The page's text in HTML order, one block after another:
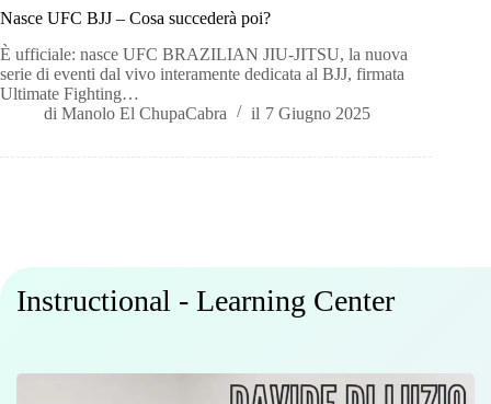
Nasce UFC BJJ – Cosa succederà poi?
È ufficiale: nasce UFC BRAZILIAN JIU-JITSU, la nuova
serie di eventi dal vivo interamente dedicata al BJJ, firmata
Ultimate Fighting…
di Manolo El ChupaCabra il 7 Giugno 2025
Instructional - Learning Center